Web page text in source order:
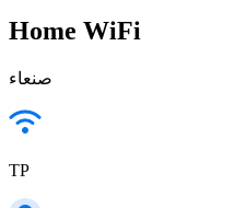
Home WiFi
TP